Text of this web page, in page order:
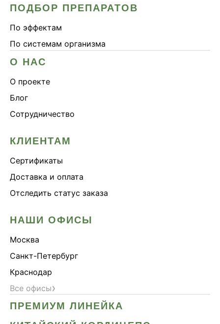
ПОДБОР ПРЕПАРАТОВ
По эффектам
По системам организма
О НАС
О проекте
Блог
Сотрудничество
КЛИЕНТАМ
Сертификаты
Доставка и оплата
Отследить статус заказа
НАШИ ОФИСЫ
Москва
Санкт-Петербург
Краснодар
Все офисы›
ПРЕМИУМ ЛИНЕЙКА